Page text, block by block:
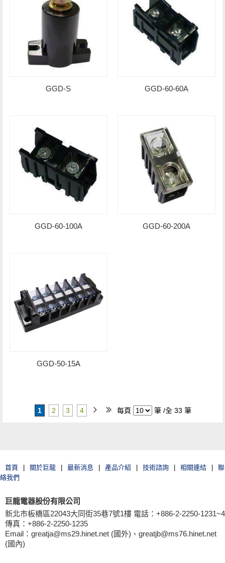
GGD-S GGD-60-60A
GGD-60-100A GGD-60-200A
GGD-50-15A
1 2 3 4 每頁 筆 /全 33 筆
首頁 | 關於巨龍 | 最新消息 | 產品介紹 | 技術諮詢 | 相關連結 |
聯
絡我們
巨龍電器股份有限公司
新北市板橋區22043大同街35巷7號1樓 電話：+886-2-2250-1231~4
傳真：+886-2-2250-1235
Email：greatja@ms29.hinet.net (國外)、greatjb@ms76.hinet.net
(國內)